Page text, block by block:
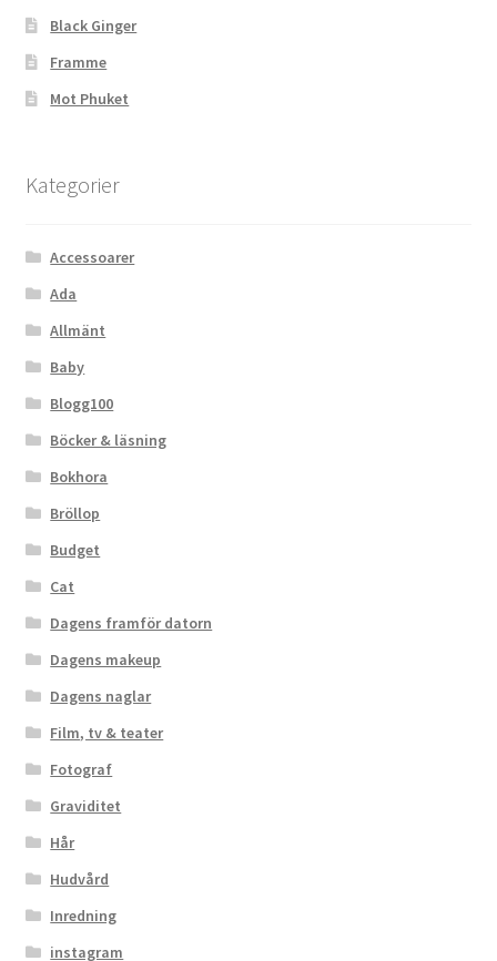
Black Ginger
Framme
Mot Phuket
Kategorier
Accessoarer
Ada
Allmänt
Baby
Blogg100
Böcker & läsning
Bokhora
Bröllop
Budget
Cat
Dagens framför datorn
Dagens makeup
Dagens naglar
Film, tv & teater
Fotograf
Graviditet
Hår
Hudvård
Inredning
instagram